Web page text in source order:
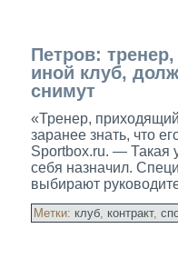
Петров:
иной клуб,
снимут
«Тренер,
заранее знать, что
Sportbox.ru. — Такая
себя назначил.
выбирают
Метки: клуб, контракт,